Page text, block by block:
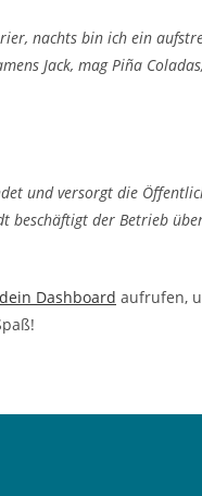
nachts bin ich ein
Jack, mag Piña
und versorgt die
beschäftigt der Betrieb
dein Dashboard aufrufen,